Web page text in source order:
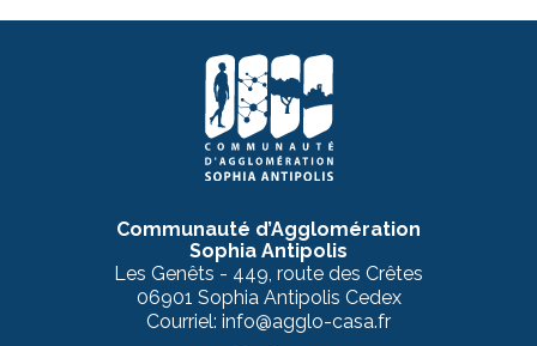
Communauté d’Agglomération
Sophia Antipolis
Les Genêts - 449, route des Crêtes
06901 Sophia Antipolis Cedex
Courriel: info@agglo-casa.fr